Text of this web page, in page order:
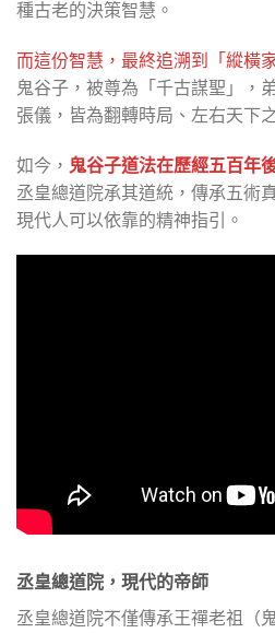
種古老的決策智慧。
而這份智慧，最終追溯到「縱橫
鬼谷子，被尊為「千古謀聖」，
張儀，皆為翻轉時局、左右天下
如今， 鬼谷子道法在歷經五百年
丞皇總道院承其道統，傳承五術
現代人可以依靠的精神指引。
丞皇總道院，現代的帝師
丞皇總道院不僅傳承王禪老祖（